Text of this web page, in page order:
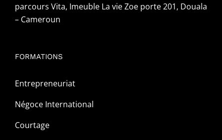
parcours Vita, Imeuble La vie Zoe porte 201, Douala
– Cameroun
FORMATIONS
Entrepreneuriat
Négoce International
Courtage